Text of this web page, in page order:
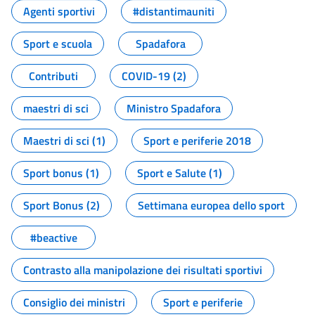
Agenti sportivi
#distantimauniti
Sport e scuola
Spadafora
Contributi
COVID-19 (2)
maestri di sci
Ministro Spadafora
Maestri di sci (1)
Sport e periferie 2018
Sport bonus (1)
Sport e Salute (1)
Sport Bonus (2)
Settimana europea dello sport
#beactive
Contrasto alla manipolazione dei risultati sportivi
Consiglio dei ministri
Sport e periferie